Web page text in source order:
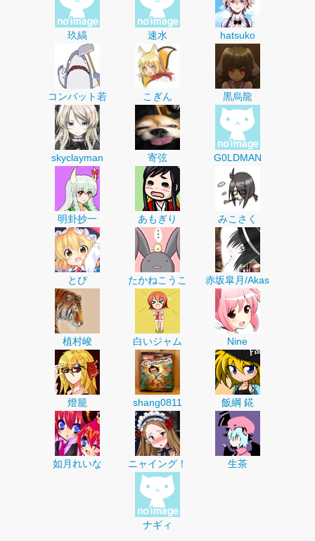
玖縞 速水 hatsuko
コンバット若 こぎん 黒烏龍
skyclayman 寄弦 G0LDMAN
明卦抄一 あもぎり みこさく
とび たかねこうこ 赤坂皐月/Akas
植村峻 白いジャム Nine
燈籠 shang0811 飯綱 錵
如月れいな ニャイング！ 生茶
ナギィ